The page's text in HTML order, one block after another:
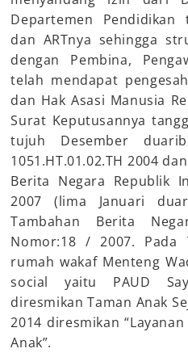
Departemen Pendidikan
dan ARTnya sehingga
dengan Pembina,
telah mendapat
dan Hak Asasi Manusia
Surat Keputusannya
tujuh Desember
1051.HT.01.02.TH 2004
Berita Negara Republik
2007 (lima Januari
Tambahan Berita
Nomor:18 / 2007. Pada
rumah wakaf Menteng
social yaitu PAUD
diresmikan Taman Anak
2014 diresmikan
Anak”.